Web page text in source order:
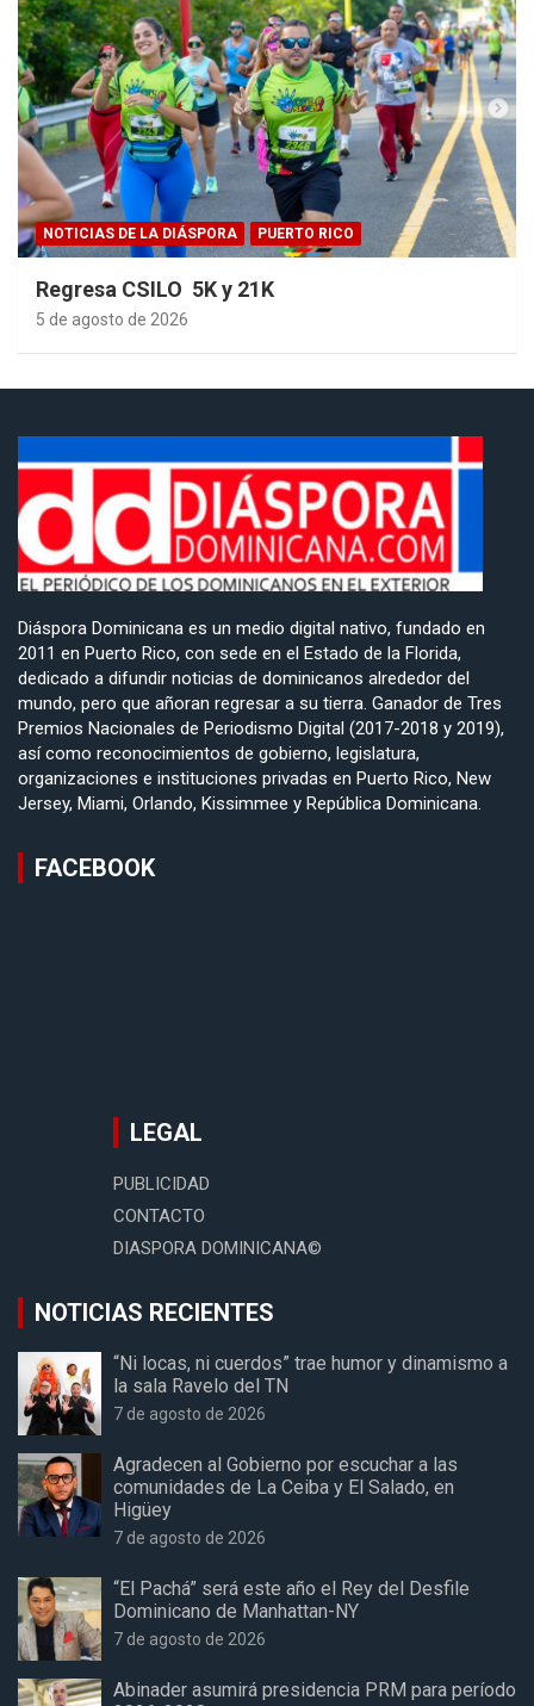
NOTICIAS DE LA DIÁSPORA PUERTO RICO
Regresa CSILO 5K y 21K
5 de agosto de 2026
Diáspora Dominicana es un medio digital nativo, fundado en
2011 en Puerto Rico, con sede en el Estado de la Florida,
dedicado a difundir noticias de dominicanos alrededor del
mundo, pero que añoran regresar a su tierra. Ganador de Tres
Premios Nacionales de Periodismo Digital (2017-2018 y 2019),
así como reconocimientos de gobierno, legislatura,
organizaciones e instituciones privadas en Puerto Rico, New
Jersey, Miami, Orlando, Kissimmee y República Dominicana.
FACEBOOK
LEGAL
PUBLICIDAD
CONTACTO
DIASPORA DOMINICANA©
NOTICIAS RECIENTES
“Ni locas, ni cuerdos” trae humor y dinamismo a
la sala Ravelo del TN
7 de agosto de 2026
Agradecen al Gobierno por escuchar a las
comunidades de La Ceiba y El Salado, en
Higüey
7 de agosto de 2026
“El Pachá” será este año el Rey del Desfile
Dominicano de Manhattan-NY
7 de agosto de 2026
Abinader asumirá presidencia PRM para período